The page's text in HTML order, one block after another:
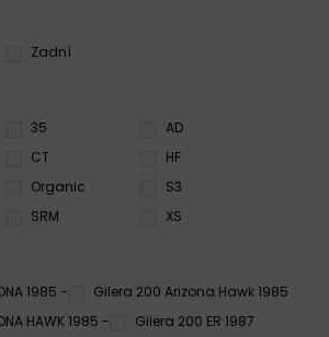
Zadní
35
AD
CT
HF
Organic
S3
SRM XS
1985 -
Gilera 200 Arizona Hawk 1985
HAWK 1985 -
Gilera 200 ER 1987